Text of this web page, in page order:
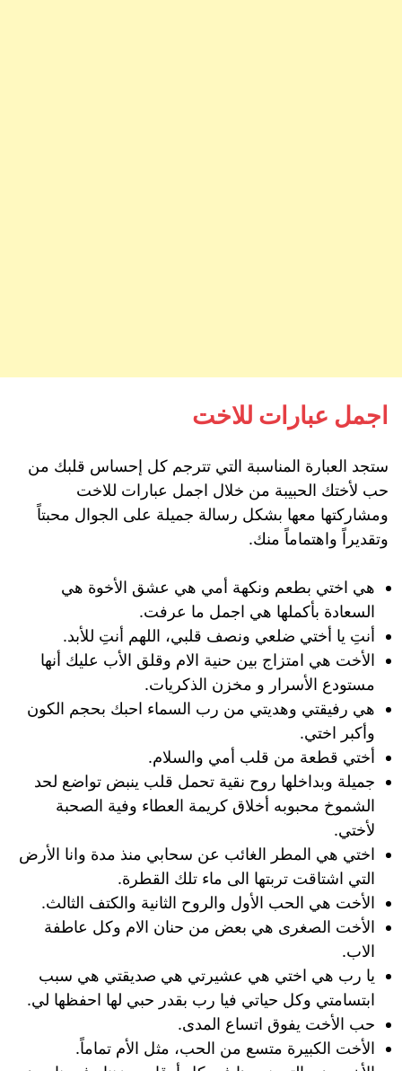
اجمل عبارات للاخت
ستجد العبارة المناسبة التي تترجم كل إحساس قلبك من
حب لأختك الحبيبة من خلال اجمل عبارات للاخت
ومشاركتها معها بشكل رسالة جميلة على الجوال محبتاً
وتقديراً واهتماماً منك.
هي اختي بطعم ونكهة أمي هي عشق الأخوة هي
السعادة بأكملها هي اجمل ما عرفت.
أنتِ يا أختي ضلعي ونصف قلبي، اللهم أنتِ للأبد.
الأخت هي امتزاج بين حنية الام وقلق الأب عليك أنها
مستودع الأسرار و مخزن الذكريات.
هي رفيقتي وهديتي من رب السماء احبك بحجم الكون
وأكبر اختي.
أختي قطعة من قلب أمي والسلام.
جميلة وبداخلها روح نقية تحمل قلب ينبض تواضع لحد
الشموخ محبوبه أخلاق كريمة العطاء وفية الصحبة
لأختي.
اختي هي المطر الغائب عن سحابي منذ مدة وانا الأرض
التي اشتاقت تربتها الى ماء تلك القطرة.
الأخت هي الحب الأول والروح الثانية والكتف الثالث.
الأخت الصغرى هي بعض من حنان الام وكل عاطفة
الاب.
يا رب هي اختي هي عشيرتي هي صديقتي هي سبب
ابتسامتي وكل حياتي فيا رب بقدر حبي لها احفظها لي.
حب الأخت يفوق اتساع المدى.
الأخت الكبيرة متسع من الحب، مثل الأم تماماً.